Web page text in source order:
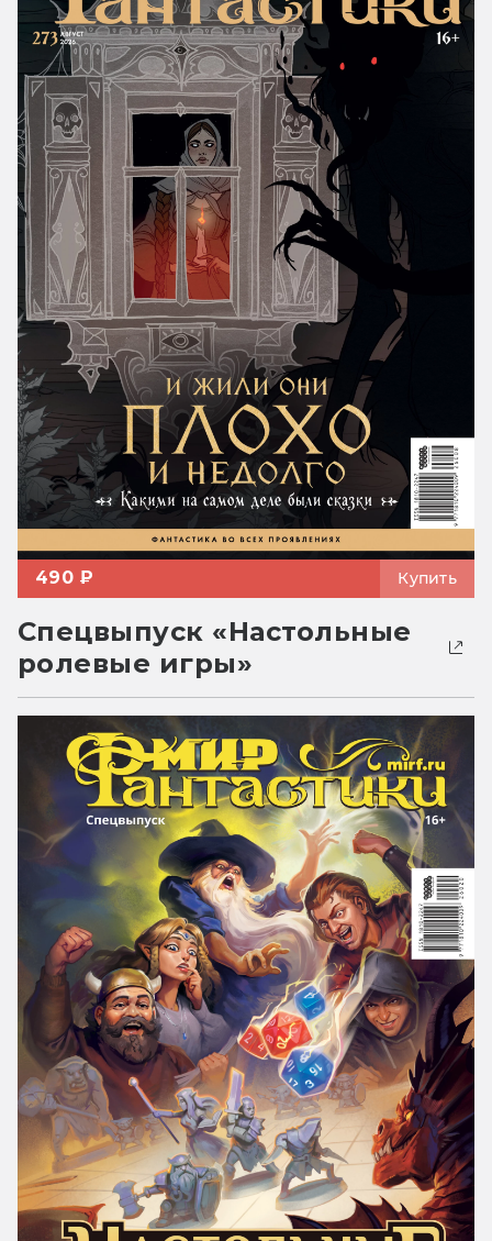
490 ₽ Купить
Спецвыпуск «Настольные
ролевые игры»